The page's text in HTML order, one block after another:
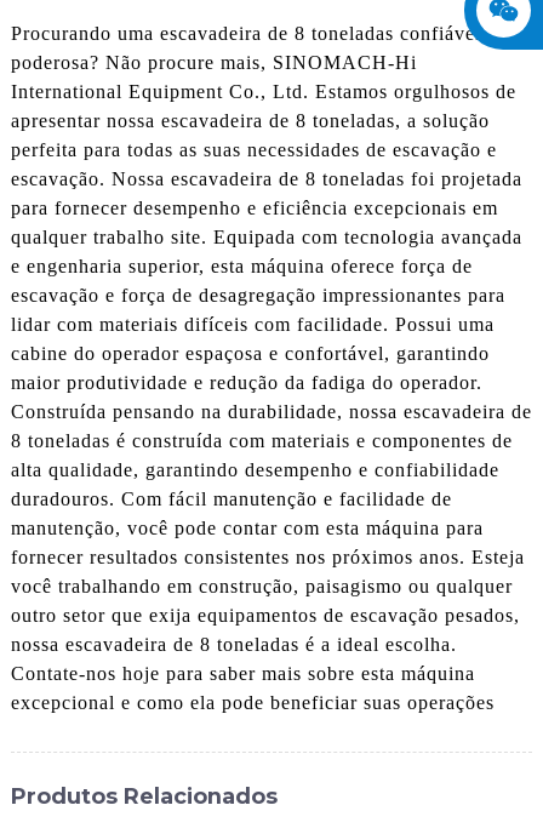
Procurando uma escavadeira de 8 toneladas confiável e
poderosa? Não procure mais, SINOMACH-Hi
International Equipment Co., Ltd. Estamos orgulhosos de
apresentar nossa escavadeira de 8 toneladas, a solução
perfeita para todas as suas necessidades de escavação e
escavação. Nossa escavadeira de 8 toneladas foi projetada
para fornecer desempenho e eficiência excepcionais em
qualquer trabalho site. Equipada com tecnologia avançada
e engenharia superior, esta máquina oferece força de
escavação e força de desagregação impressionantes para
lidar com materiais difíceis com facilidade. Possui uma
cabine do operador espaçosa e confortável, garantindo
maior produtividade e redução da fadiga do operador.
Construída pensando na durabilidade, nossa escavadeira de
8 toneladas é construída com materiais e componentes de
alta qualidade, garantindo desempenho e confiabilidade
duradouros. Com fácil manutenção e facilidade de
manutenção, você pode contar com esta máquina para
fornecer resultados consistentes nos próximos anos. Esteja
você trabalhando em construção, paisagismo ou qualquer
outro setor que exija equipamentos de escavação pesados,
nossa escavadeira de 8 toneladas é a ideal escolha.
Contate-nos hoje para saber mais sobre esta máquina
excepcional e como ela pode beneficiar suas operações
Produtos Relacionados